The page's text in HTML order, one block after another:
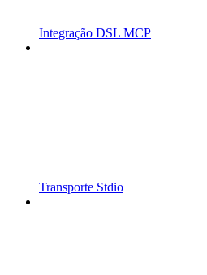
Integração DSL MCP
Transporte Stdio